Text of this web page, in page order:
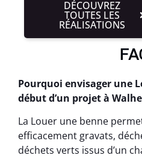
DÉCOUVREZ
TOUTES LES
RÉALISATIONS
Pourquoi envisager une
début d’un projet à
La Louer une benne
efficacement gravats,
déchets verts issus d’un